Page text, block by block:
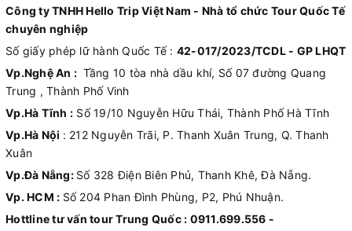
Công ty TNHH Hello Trip Việt Nam - Nhà tổ chức Tour Quốc Tế
chuyên nghiệp
Số giấy phép lữ hành Quốc Tế : 42-017/2023/TCDL - GP LHQT
Vp.Nghệ An : Tầng 10 tòa nhà dầu khí, Số 07 đường Quang
Trung , Thành Phố Vinh
Vp.Hà Tĩnh : Số 19/10 Nguyễn Hữu Thái, Thành Phố Hà Tĩnh
Vp.Hà Nội : 212 Nguyễn Trãi, P. Thanh Xuân Trung, Q. Thanh
Xuân
Vp.Đà Nẵng: Số 328 Điện Biên Phủ, Thanh Khê, Đà Nẵng.
Vp. HCM : Số 204 Phan Đình Phùng, P2, Phú Nhuận.
Hottline tư vấn tour Trung Quốc : 0911.699.556 -